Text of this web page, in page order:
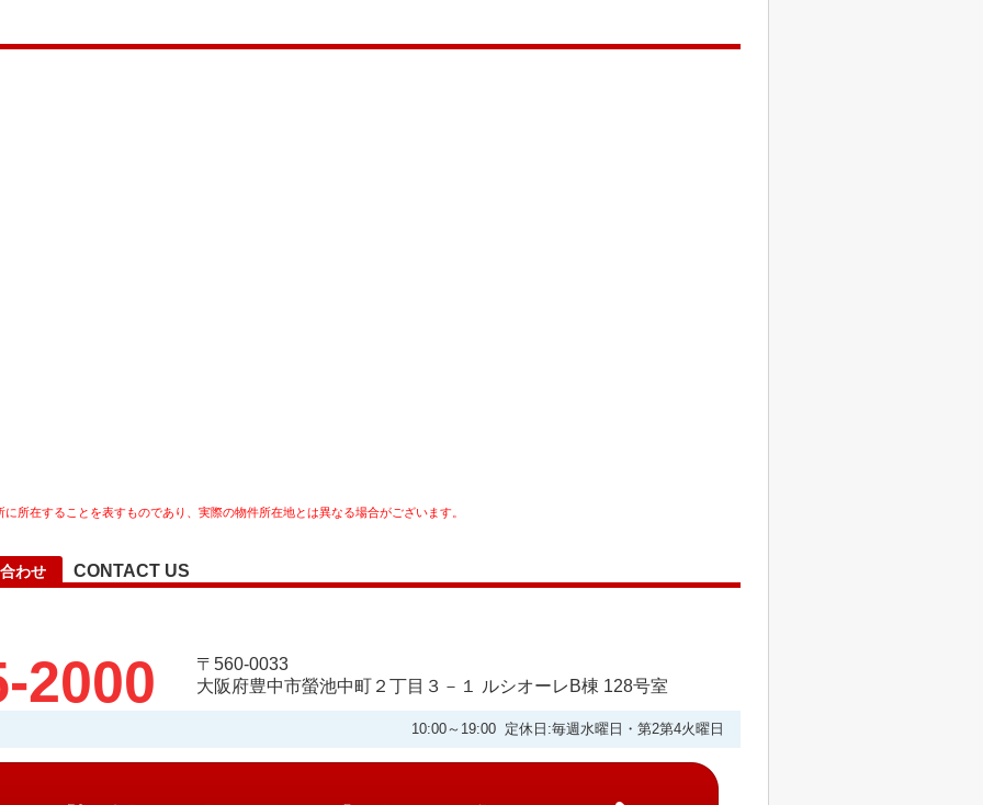
所在することを表すものであり、実際の物件所在地とは異なる場合がございます。
わせ CONTACT US
2000
〒560-0033
大阪府豊中市螢池中町２丁目３－１ ルシオーレB棟 128号室
10:00～19:00 定休日:毎週水曜日・第2第4火曜日